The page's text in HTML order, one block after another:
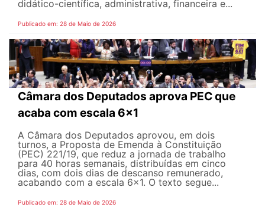
didático-científica, administrativa, financeira e...
Publicado em: 28 de Maio de 2026
Câmara dos Deputados aprova PEC que
acaba com escala 6x1
A Câmara dos Deputados aprovou, em dois
turnos, a Proposta de Emenda à Constituição
(PEC) 221/19, que reduz a jornada de trabalho
para 40 horas semanais, distribuídas em cinco
dias, com dois dias de descanso remunerado,
acabando com a escala 6x1. O texto segue...
Publicado em: 28 de Maio de 2026